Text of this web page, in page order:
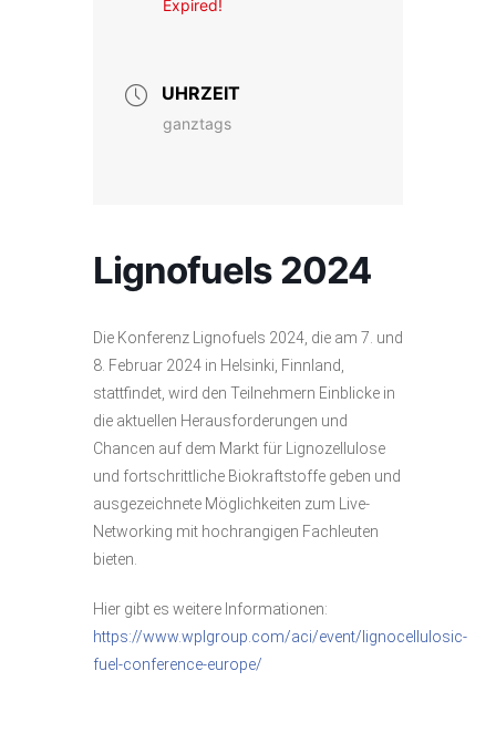
Expired!
UHRZEIT
ganztags
Lignofuels 2024
Die Konferenz Lignofuels 2024, die am 7. und
8. Februar 2024 in Helsinki, Finnland,
stattfindet, wird den Teilnehmern Einblicke in
die aktuellen Herausforderungen und
Chancen auf dem Markt für Lignozellulose
und fortschrittliche Biokraftstoffe geben und
ausgezeichnete Möglichkeiten zum Live-
Networking mit hochrangigen Fachleuten
bieten.
Hier gibt es weitere Informationen:
https://www.wplgroup.com/aci/event/lignocellulosic-
fuel-conference-europe/